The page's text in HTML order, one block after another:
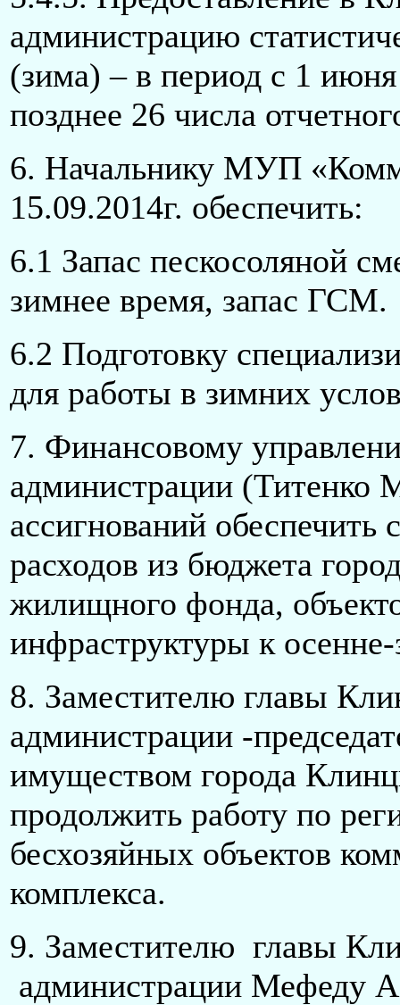
администрацию
(зима) – в период с 1
позднее 26 числа
6. Начальнику МУП
15.09.2014г. обеспечить:
6.1 Запас пескосоляной
зимнее время, запас ГСМ.
6.2 Подготовку
для работы в зимних
7. Финансовому
администрации (Титенко
ассигнований
расходов из бюджета
жилищного фонда,
инфраструктуры к
8. Заместителю главы
администрации -
имуществом города
продолжить работу по
бесхозяйных объектов
комплекса.
9. Заместителю главы
администрации Мефеду